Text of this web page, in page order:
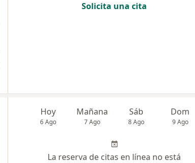
Solicita una cita
Hoy
6 Ago
Mañana
7 Ago
Sáb
8 Ago
Dom
9 Ago
La reserva de citas en línea no está